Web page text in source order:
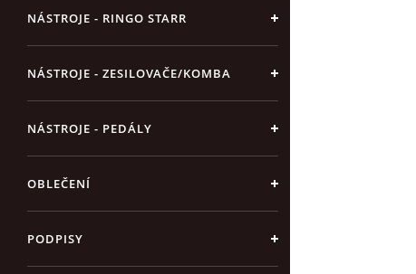
NÁSTROJE - RINGO STARR
NÁSTROJE - ZESILOVAČE/KOMBA
NÁSTROJE - PEDÁLY
OBLEČENÍ
PODPISY